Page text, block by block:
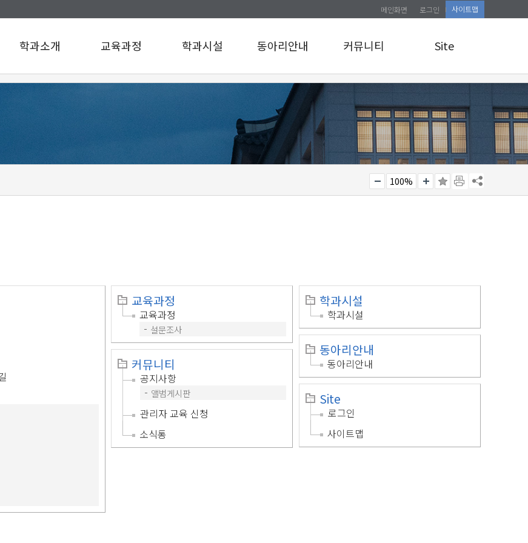
메인화면 로그인 사이트맵
학과소개
인사말
d
교육과정
교육과정
학과시설
학과시설
동아리안내
동아리안내
커뮤니티
공지사항
관리자 교육 신청
Site
로그인
100%
교육과정
교육과정
설문조사
학과시설
학과시설
동아리안내
동아리안내
커뮤니티
공지사항
앨범게시판
관리자 교육 신청
소식통
Site
로그인
사이트맵